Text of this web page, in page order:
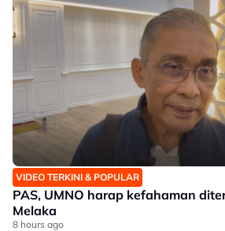
VIDEO TERKINI & POPULAR
PAS, UMNO harap kefahaman
Melaka
8 hours ago